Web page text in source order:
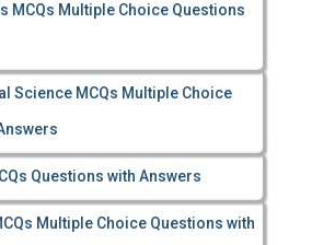
MCQs Multiple Choice Questions
Science MCQs Multiple Choice
Questions with Answers
Multiple Choice Questions with